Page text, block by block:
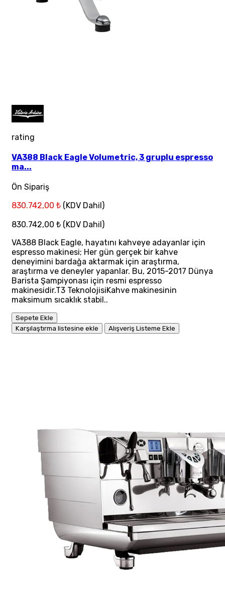
rating
VA388 Black Eagle Volumetric, 3 gruplu espresso
ma...
Ön Sipariş
830.742,00 ₺ (KDV Dahil)
830.742,00 ₺ (KDV Dahil)
VA388 Black Eagle, hayatını kahveye adayanlar için
espresso makinesi; Her gün gerçek bir kahve
deneyimini bardağa aktarmak için araştırma,
araştırma ve deneyler yapanlar. Bu, 2015-2017 Dünya
Barista Şampiyonası için resmi espresso
makinesidir.T3 TeknolojisiKahve makinesinin
maksimum sıcaklık stabil..
Sepete Ekle
Karşılaştırma listesine ekle
Alışveriş Listeme Ekle